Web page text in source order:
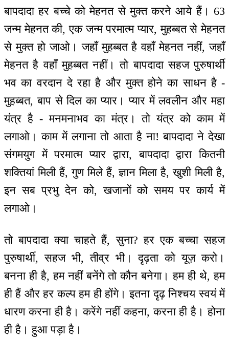
बापदादा हर बच्चे को मेहनत से मुक्त करने आये हैं। 63
जन्म मेहनत की, एक जन्म परमात्म प्यार, मुहब्बत से मेहनत
से मुक्त हो जाओ। जहाँ मुहब्बत है वहाँ मेहनत नहीं, जहाँ
मेहनत है वहाँ मुहब्बत नहीं। तो बापदादा सहज पुरुषार्थी
भव का वरदान दे रहा है और मुक्त होने का साधन है -
मुहब्बत, बाप से दिल का प्यार। प्यार में लवलीन और महा
यंत्र है - मनमनाभव का मंत्र। तो यंत्र को काम में
लगाओ। काम में लगाना तो आता है ना! बापदादा ने देखा
संगमयुग में परमात्म प्यार द्वारा, बापदादा द्वारा कितनी
शक्तियां मिली हैं, गुण मिले हैं, ज्ञान मिला है, खुशी मिली है,
इन सब प्रभु देन को, खजानों को समय पर कार्य में
लगाओ।
तो बापदादा क्या चाहते हैं, सुना? हर एक बच्चा सहज
पुरुषार्थी, सहज भी, तीव्र भी। दृढ़ता को यूज़ करो।
बनना ही है, हम नहीं बनेंगे तो कौन बनेगा। हम ही थे, हम
ही हैं और हर कल्प हम ही होंगे। इतना दृढ़ निश्चय स्वयं में
धारण करना ही है। करेंगे नहीं कहना, करना ही है। होना
ही है। हुआ पड़ा है।